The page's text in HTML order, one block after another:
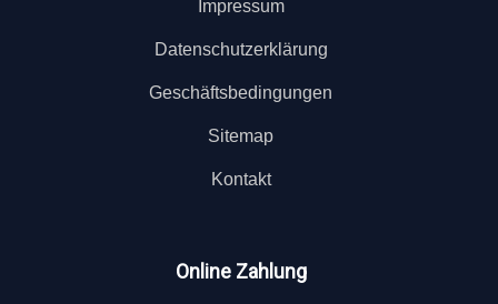
Impressum
Datenschutzerklärung
Geschäftsbedingungen
Sitemap
Kontakt
Online Zahlung